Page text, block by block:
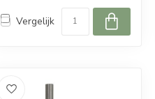
Vergelijk